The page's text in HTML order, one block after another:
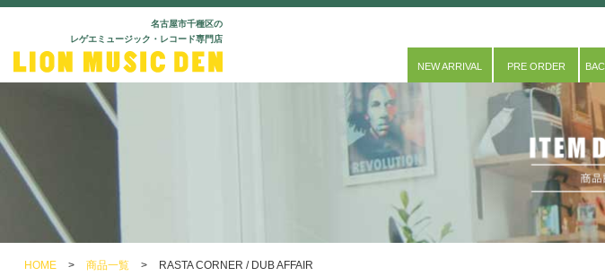
名古屋市千種区の
レゲエミュージック・レコード専門店
NEW ARRIVAL PRE ORDER
HOME > 商品一覧 > RASTA CORNER / DUB AFFAIR